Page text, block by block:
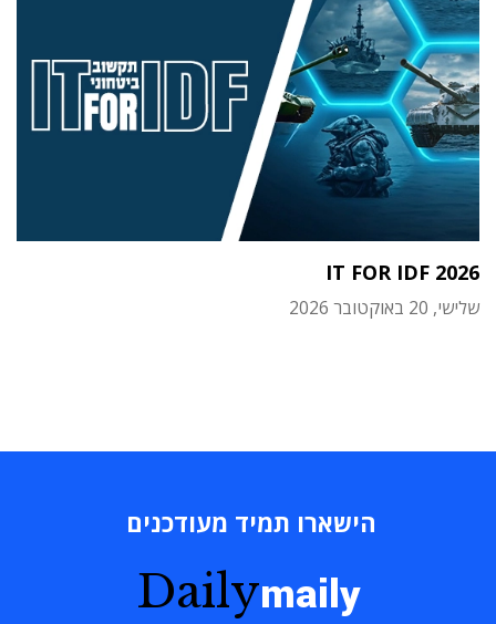
IT FOR IDF 2026
שלישי, 20 באוקטובר 2026
הישארו תמיד מעודכנים
Dailymaily